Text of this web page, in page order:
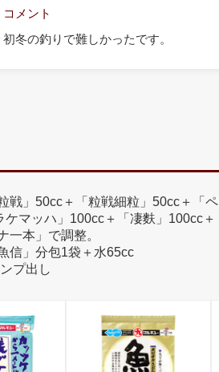
コメント
初冬の釣りで難しかったです。
戦」50cc＋「粒戦細粒」50cc＋「
ケマッハ」100cc＋「凄麩」100cc
一本」で調整。
信」分包1袋＋水65cc
プ出し